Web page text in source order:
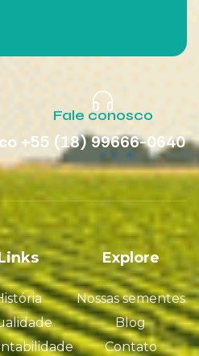
Fale conosco
+55 (18) 99666-0640
Explore
Nossas sementes
Blog
Contato